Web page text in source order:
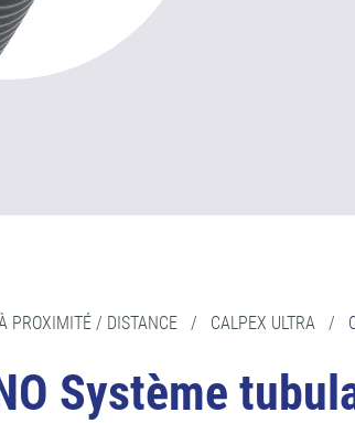
PROXIMITÉ / DISTANCE / CALPEX ULTRA /
Système